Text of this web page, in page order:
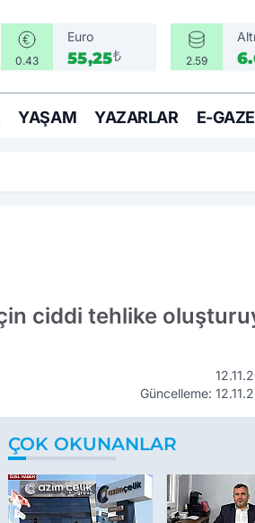
0.43
Euro
55,25₺ 2.59
YAŞAM YAZARLAR E-
ciddi tehlike
Güncelleme:
ÇOK OKUNANLAR